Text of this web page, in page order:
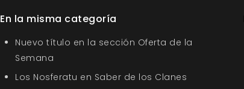
En la misma categoría
Nuevo título en la sección Oferta de la
Semana
Los Nosferatu en Saber de los Clanes